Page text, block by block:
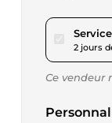
2 jours
Ce vendeur